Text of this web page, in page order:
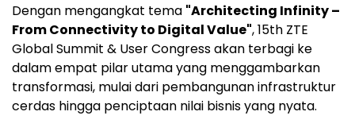
Dengan mengangkat tema "Architecting Infinity –
From Connectivity to Digital Value", 15th ZTE
Global Summit & User Congress akan terbagi ke
dalam empat pilar utama yang menggambarkan
transformasi, mulai dari pembangunan infrastruktur
cerdas hingga penciptaan nilai bisnis yang nyata.